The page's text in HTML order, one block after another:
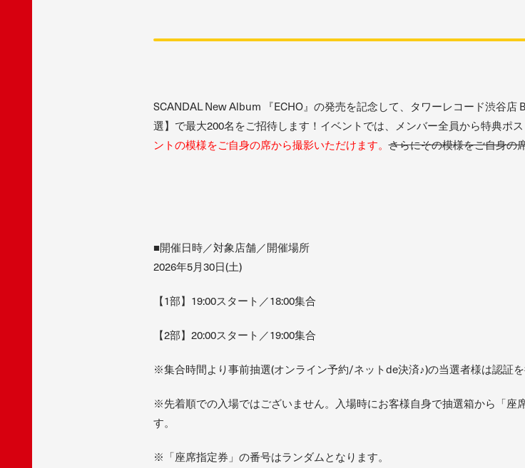
SCANDAL New Album 『ECHO』の発売を記念して、タワーレコード渋谷店
選】で最大200名をご招待します！イベントでは、メンバー全員から特典ポ
ントの模様をご自身の席から撮影いただけます。さらにその模様をご自身の
■開催日時／対象店舗／開催場所
2026年5月30日(土)
【1部】19:00スタート／18:00集合
【2部】20:00スタート／19:00集合
※集合時間より事前抽選(オンライン予約/ネットde決済♪)の当選者様は認証を
※先着順での入場ではございません。入場時にお客様自身で抽選箱から「座
す。
※「座席指定券」の番号はランダムとなります。